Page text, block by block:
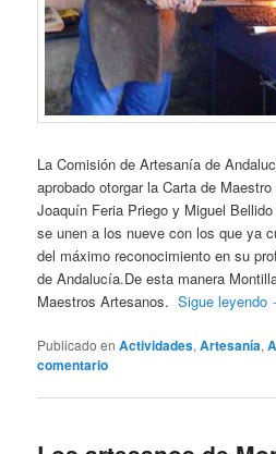
La Comisión de Artesanía de
aprobado otorgar la Carta de
Joaquín Feria Priego y Miguel
se unen a los nueve con los que ya
del máximo reconocimiento en su
de Andalucía.De esta manera
Maestros Artesanos.Sigue leyendo
Publicado en Actividades,Artesanía,
comentario